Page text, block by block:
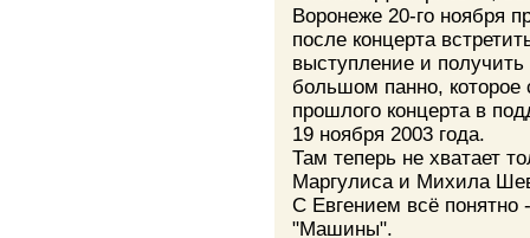
Воронеже 20-го ноября
после концерта
выступление и
большом панно,
прошлого концерта в
19 ноября 2003 года.
Там теперь не хватает
Маргулиса и Михила
С Евгением всё понятно
"Машины".